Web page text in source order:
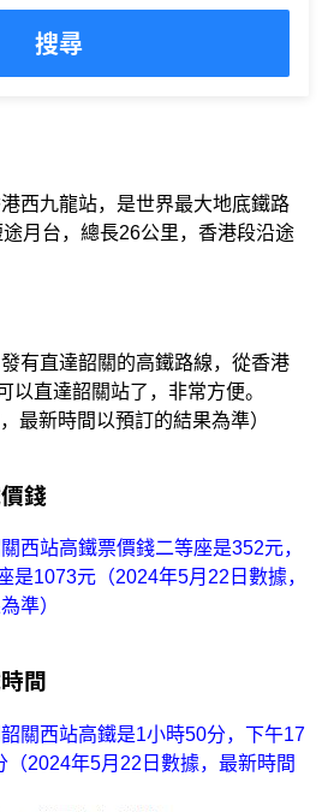
搜尋
西九龍站，是世界最大地底鐵路
月台，總長26公里，香港段沿途
有直達韶關的高鐵路線，從香港
以直達韶關站了，非常方便。
最新時間以預訂的結果為準）
錢
西站高鐵票價錢二等座是352元，
是1073元（2024年5月22日數據，
準）
間
關西站高鐵是1小時50分，下午17
2024年5月22日數據，最新時間